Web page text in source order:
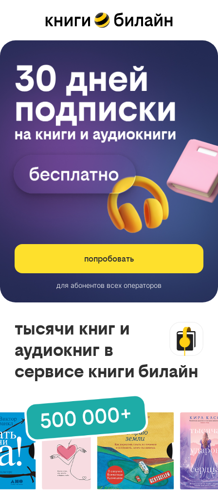
попробовать
для абонентов всех операторов
тысячи книг и
аудиокниг в
сервисе книги билайн